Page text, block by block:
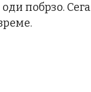
побрзо. Сега